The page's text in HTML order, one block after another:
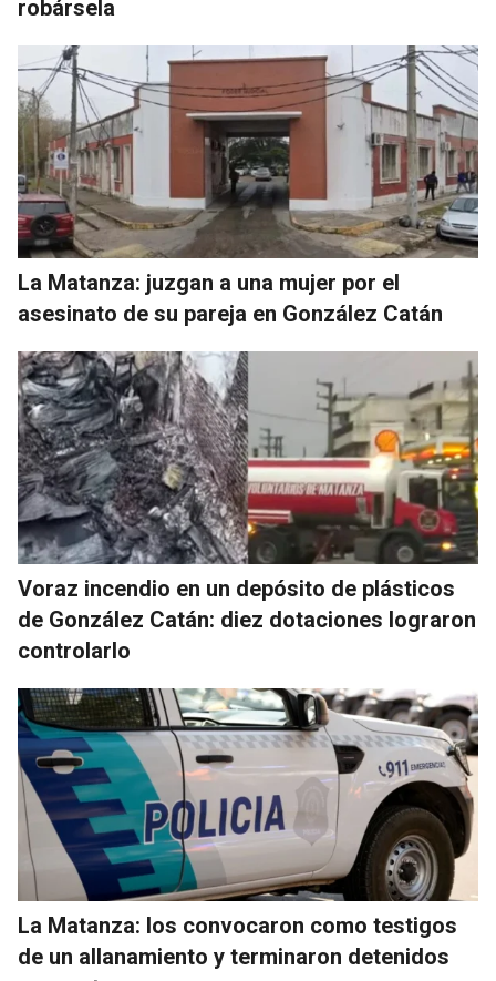
robársela
La Matanza: juzgan a una mujer por el
asesinato de su pareja en González Catán
Voraz incendio en un depósito de plásticos
de González Catán: diez dotaciones lograron
controlarlo
La Matanza: los convocaron como testigos
de un allanamiento y terminaron detenidos